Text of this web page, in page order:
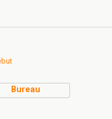
Bureau